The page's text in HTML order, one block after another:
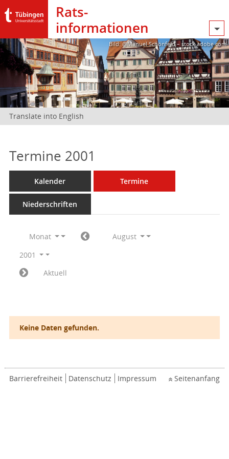
Rats­
informationen
Bild: @Manuel Schönfeld – stock.adobe.com
Translate into English
Termine 2001
Kalender Termine
Niederschriften
Monat
August
2001
Aktuell
Keine Daten gefunden.
Barrierefreiheit Datenschutz Impressum Seitenanfang